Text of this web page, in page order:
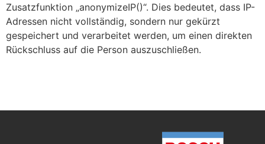
Zusatzfunktion „anonymizeIP()“. Dies bedeutet, dass IP-
Adressen nicht vollständig, sondern nur gekürzt
gespeichert und verarbeitet werden, um einen direkten
Rückschluss auf die Person auszuschließen.